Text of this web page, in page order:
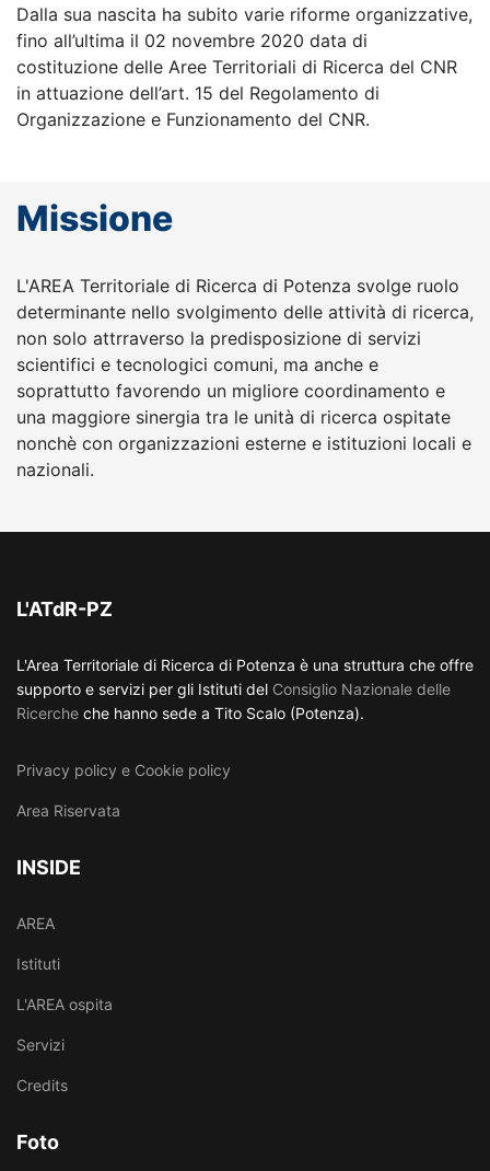
Dalla sua nascita ha subito varie riforme organizzative,
fino all’ultima il 02 novembre 2020 data di
costituzione delle Aree Territoriali di Ricerca del CNR
in attuazione dell’art. 15 del Regolamento di
Organizzazione e Funzionamento del CNR.
Missione
L'AREA Territoriale di Ricerca di Potenza svolge ruolo
determinante nello svolgimento delle attività di ricerca,
non solo attrraverso la predisposizione di servizi
scientifici e tecnologici comuni, ma anche e
soprattutto favorendo un migliore coordinamento e
una maggiore sinergia tra le unità di ricerca ospitate
nonchè con organizzazioni esterne e istituzioni locali e
nazionali.
L'ATdR-PZ
L'Area Territoriale di Ricerca di Potenza è una struttura che offre
supporto e servizi per gli Istituti del Consiglio Nazionale delle
Ricerche che hanno sede a Tito Scalo (Potenza).
Privacy policy e Cookie policy
Area Riservata
INSIDE
AREA
Istituti
L'AREA ospita
Servizi
Credits
Foto